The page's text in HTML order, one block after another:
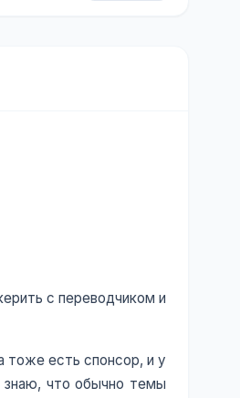
с переводчиком и
тоже есть спонсор, и у
знаю, что обычно темы